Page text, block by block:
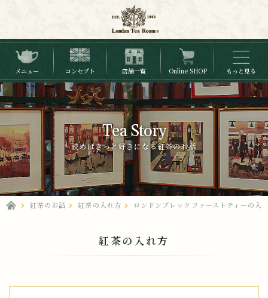
メニュー コンセプト 店舗一覧 Online SHOP もっと見る
Tea Story
読めばきっと好きになる紅茶のお話
紅茶のお話 紅茶の入れ方 ロンドンブレックファーストティーの入
紅茶の入れ方